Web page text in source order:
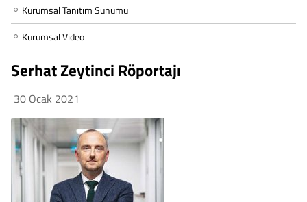
Kurumsal Tanıtım Sunumu
Kurumsal Video
Serhat Zeytinci Röportajı
30 Ocak 2021